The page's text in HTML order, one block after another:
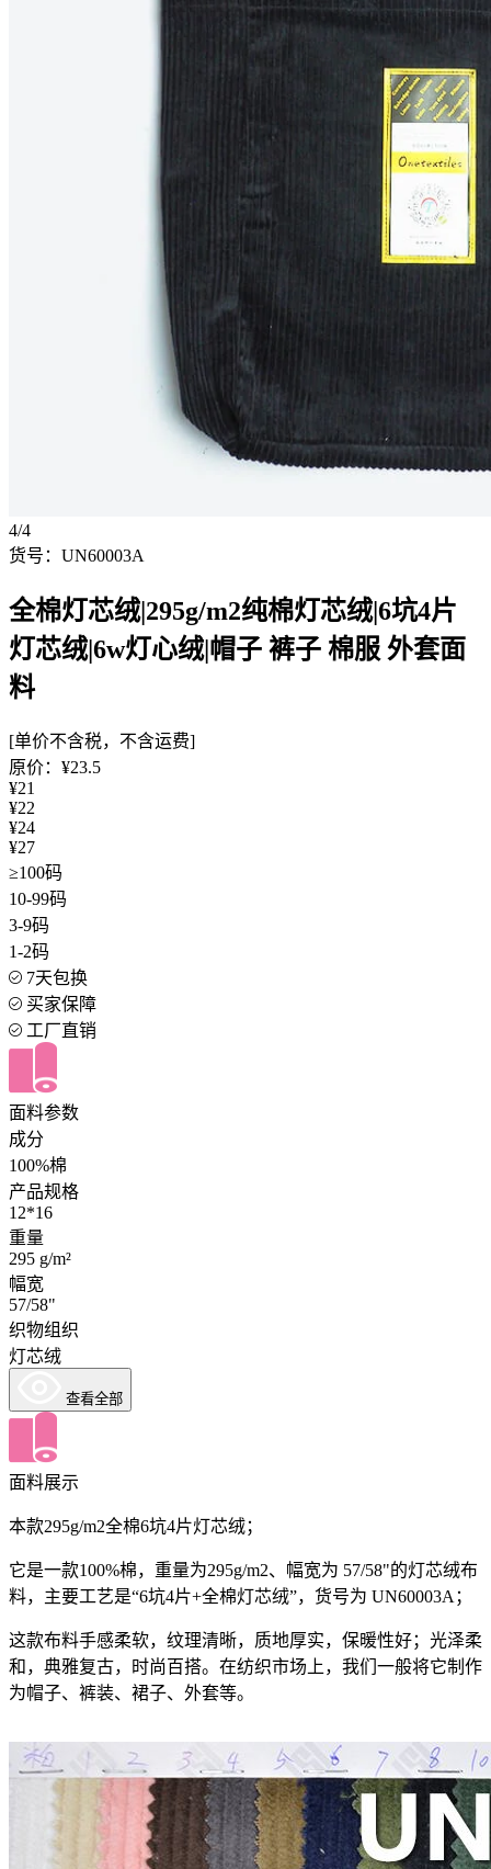
4/4
货号：UN60003A
全棉灯芯绒|295g/m2纯棉灯芯绒|6坑4片
灯芯绒|6w灯心绒|帽子 裤子 棉服 外套面
料
[单价不含税，不含运费]
原价：¥23.5
¥21
¥22
¥24
¥27
≥100码
10-99码
3-9码
1-2码
7天包换
买家保障
工厂直销
面料参数
成分
100%棉
产品规格
12*16
重量
295 g/m²
幅宽
57/58"
织物组织
灯芯绒
查看全部
面料展示
本款295g/m2全棉6坑4片灯芯绒；
它是一款100%棉，重量为295g/m2、幅宽为 57/58"的灯芯绒布
料，主要工艺是“6坑4片+全棉灯芯绒”，货号为 UN60003A；
这款布料手感柔软，纹理清晰，质地厚实，保暖性好；光泽柔
和，典雅复古，时尚百搭。在纺织市场上，我们一般将它制作
为帽子、裤装、裙子、外套等。